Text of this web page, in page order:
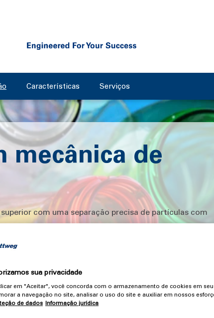
Características Serviços
mecânica de
com uma separação precisa de partículas com
automatizada 24 horas por dia, 7 dias por
consumo mínimo de água e impacto ambiental
sua privacidade
em "Aceitar", você concorda com o armazenamento de cookies em
a navegação no site, analisar o uso do site e auxiliar em nossos
de dados Informação jurídica